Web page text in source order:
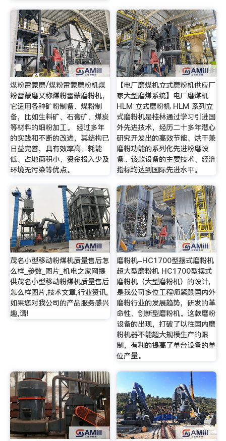
煤粉雷蒙磨/煤粉雷蒙磨粉机煤
粉雷蒙磨又称煤粉雷蒙磨粉机，
它适用各种矿粉制备、煤粉制
备，比如生料矿、石膏矿、煤炭
等材料的细粉加工。 经过多年
的实践和不断的改进，其结构已
日益完善，具有效率高、耗能
低、占地面积小、资金投入少及
环境无污染等优点。
【电厂磨煤机立式磨粉机供应厂
家大型磨煤系统】电厂磨煤机
HLM 立式磨粉机 HLM 系列立
式磨粉机是桂林通过学习引进国
外先进技术，经历二十多年潜心
研究开发出的高效节能、烘干兼
磨粉功能的系列化先进粉磨设
备。该款设备的主要技术、经济
指标均达到国际先进水平。
茂名小型移动粉煤机质量售后怎
么样_参数_图片_机电之家网提
供茂名小型移动粉煤机质量售后
怎么样图片,技术文章,行业资讯,
如果您对我公司的产品服务感兴
趣,请!
磨粉机-HC1700型摆式磨粉机
超大型磨粉机 HC1700型摆式
磨粉机（大型磨粉机）的设计,
是我公司多位工程师紧跟国内外
磨粉行业的发展趋势，研发的革
命性、创新型磨粉机。这款磨粉
设备的出现，打破了以往国内磨
粉机器不能超大规模生产的限
制，有利的提高了单台设备的单
位产量。